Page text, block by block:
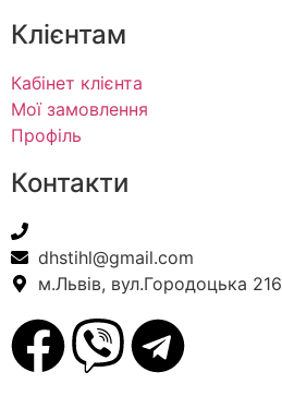
Клієнтам
Кабінет клієнта
Мої замовлення
Профіль
Контакти
dhstihl@gmail.com
м.Львів, вул.Городоцька 216